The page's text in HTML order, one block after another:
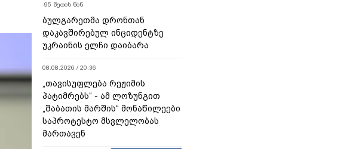
-95 წუთის წინ
ბულგარეთმა დრონთან
დაკავშირებულ ინციდენტზე
უკრაინის ელჩი დაიბარა
08.08.2026 / 20:36
„თავისუფლება რეჟიმის
პატიმრებს“ - ამ ლოზუნგით
„შაბათის მარშის“ მონაწილეები
საპროტესტო მსვლელობას
მართავენ